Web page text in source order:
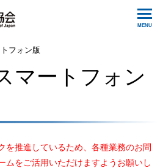
フォン版
マートフォン
を推進しているため、各種業務のお問
ムをご活用いただけますようお願いし